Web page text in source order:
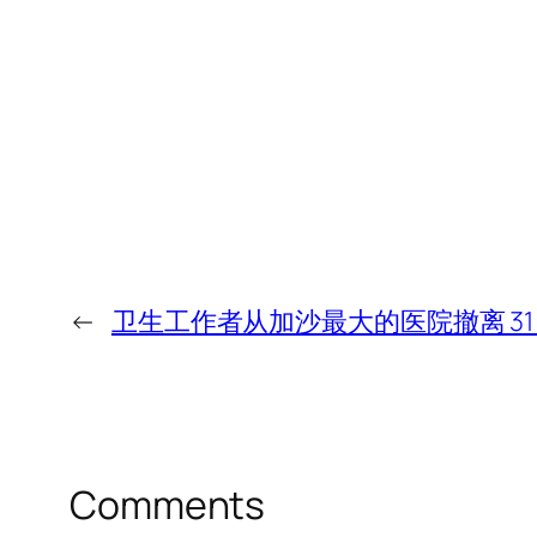
← 卫生工作者从加沙最大的医院撤离 31
Comments